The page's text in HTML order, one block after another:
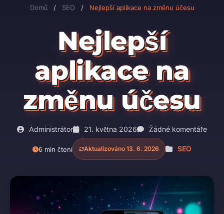
Domů / SEO / Nejlepší aplikace na změnu účesu
Nejlepší
aplikace na
změnu účesu
Administrátor 21. května 2026 Žádné komentáře
6 min čtení Aktualizováno 13. 6. 2026 SEO